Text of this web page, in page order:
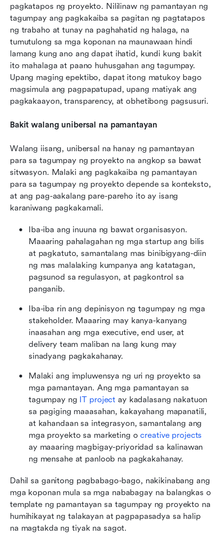
pagkatapos ng proyekto. Nililinaw ng pamantayan ng
tagumpay ang pagkakaiba sa pagitan ng pagtatapos
ng trabaho at tunay na paghahatid ng halaga, na
tumutulong sa mga koponan na maunawaan hindi
lamang kung ano ang dapat ihatid, kundi kung bakit
ito mahalaga at paano huhusgahan ang tagumpay.
Upang maging epektibo, dapat itong matukoy bago
magsimula ang pagpapatupad, upang matiyak ang
pagkakaayon, transparency, at obhetibong pagsusuri.
Bakit walang unibersal na pamantayan
Walang iisang, unibersal na hanay ng pamantayan
para sa tagumpay ng proyekto na angkop sa bawat
sitwasyon. Malaki ang pagkakaiba ng pamantayan
para sa tagumpay ng proyekto depende sa konteksto,
at ang pag-aakalang pare-pareho ito ay isang
karaniwang pagkakamali.
Iba-iba ang inuuna ng bawat organisasyon.
Maaaring pahalagahan ng mga startup ang bilis
at pagkatuto, samantalang mas binibigyang-diin
ng mas malalaking kumpanya ang katatagan,
pagsunod sa regulasyon, at pagkontrol sa
panganib.
Iba-iba rin ang depinisyon ng tagumpay ng mga
stakeholder. Maaaring may kanya-kanyang
inaasahan ang mga executive, end user, at
delivery team maliban na lang kung may
sinadyang pagkakahanay.
Malaki ang impluwensya ng uri ng proyekto sa
mga pamantayan. Ang mga pamantayan sa
tagumpay ng IT project ay kadalasang nakatuon
sa pagiging maaasahan, kakayahang mapanatili,
at kahandaan sa integrasyon, samantalang ang
mga proyekto sa marketing o creative projects
ay maaaring magbigay-priyoridad sa kalinawan
ng mensahe at panloob na pagkakahanay.
Dahil sa ganitong pagbabago-bago, nakikinabang ang
mga koponan mula sa mga nababagay na balangkas o
template ng pamantayan sa tagumpay ng proyekto na
humihikayat ng talakayan at pagpapasadya sa halip
na magtakda ng tiyak na sagot.